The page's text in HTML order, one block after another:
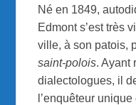
Né en 1849,
Edmont s’est très
ville, à son patois,
saint-polois. Ayant
dialectologues, il
l’enquêteur